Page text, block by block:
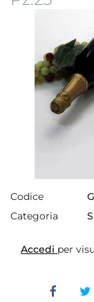
Codice
Categoria
Accedi per